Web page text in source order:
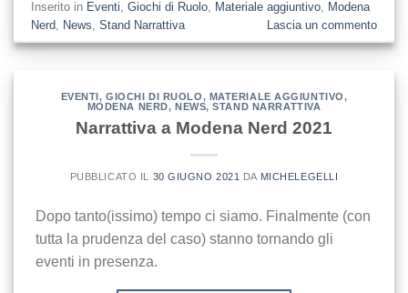
Inserito in Eventi ,Giochi di Ruolo Materiale aggiuntivo Modena
Nerd News ,Stand Narrattiva Lascia un commento
EVENTI ,GIOCHI DI RUOLO, MATERIALE AGGIUNTIVO,
MODENA NERD, NEWS,STAND NARRATTIVA
Narrattiva a Modena Nerd 2021
PUBBLICATO IL 30 GIUGNO 2021 DA MICHELEGELLI
Dopo tanto(issimo) tempo ci siamo. Finalmente (con
tutta la prudenza del caso) stanno tornando gli
eventi in presenza.